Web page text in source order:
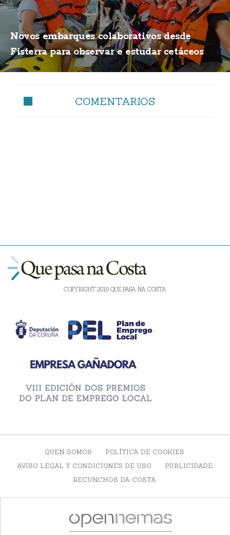
Novos embarques colaborativos desde
Fisterra para observar e estudar cetáceos
COMENTARIOS
COPYRIGHT 2019 QUE PASA NA COSTA
QUEN SOMOS
POLÍTICA DE COOKIES
AVISO LEGAL Y CONDICIONES DE USO
PUBLICIDADE
RECUNCHOS DA COSTA